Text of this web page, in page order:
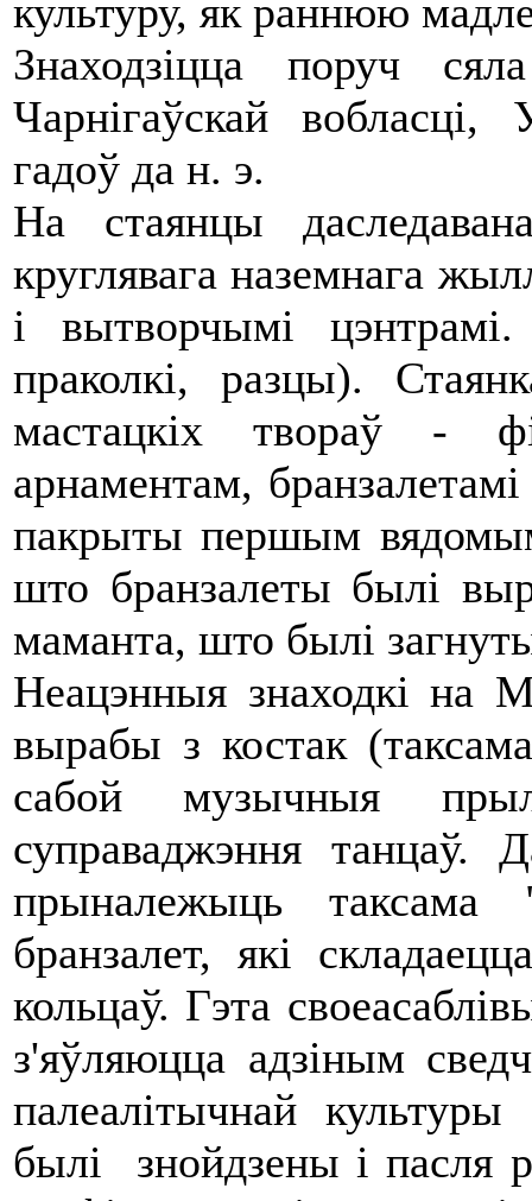
культуру, як раннюю
Знаходзіцца поруч
Чарнігаўскай
гадоў да н. э.
На стаянцы
круглявага наземнага
і вытворчымі
праколкі, разцы).
мастацкіх твораў -
арнаментам,
пакрыты першым
што бранзалеты былі
маманта, што былі
Неацэнныя знаходкі на
вырабы з костак
сабой музычныя
суправаджэння
прыналежыць таксама
бранзалет, які
кольцаў. Гэта
з'яўляюцца адзіным
палеалітычнай
былі знойдзены і пасля